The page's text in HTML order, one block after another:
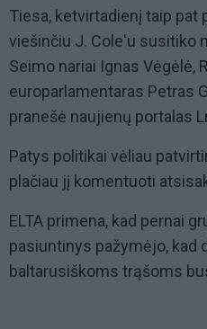
Tiesa, ketvirtadienį taip pat
viešinčiu J. Cole'u susitiko
Seimo nariai Ignas Vėgėlė,
europarlamentaras Petras
pranešė naujienų portalas
Patys politikai vėliau
plačiau jį komentuoti
ELTA primena, kad pernai
pasiuntinys pažymėjo, kad
baltarusiškoms trąšoms